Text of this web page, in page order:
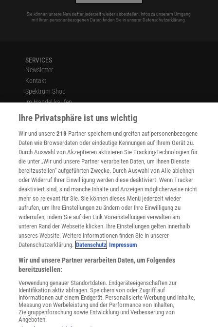
Sie können unsere Newsletter jederzeit wieder abbestellen. Infos zu unserem Umgang
mit Ihren personenbezogenen Daten finden Sie in unserer Datenschutzerklärung.
SERVICES
Newsletter
Kontakt
Spektrum Shop
Im Handel kaufen
Presse
Verträge kündigen
Widerruf
INFO
Mediadaten
Datenschutz
Nutzungsbedingungen
Cookie-Einstellungen
Utiq verwalten
Nutzungsbasierte Onlinewerbung
Alle Artikel
Impressum
Angebote für Schulen
Angebote für Institutionen
Sprachen lernen mit Gymglish
Lexika
Für Spektrum schreiben
Zugänglichkeitserklärung
Ihre Privatsphäre ist uns wichtig
Wir und unsere218-Partner speichern und greifen auf personenbezogene
Daten wie Browserdaten oder eindeutige Kennungen auf Ihrem Gerät zu.
Durch Auswahl von Akzeptieren aktivieren Sie Tracking-Technologien für
die unter „Wir und unsere Partner verarbeiten Daten, um Ihnen Dienste
bereitzustellen“ aufgeführten Zwecke. Durch Auswahl von Alle ablehnen
oder Widerruf Ihrer Einwilligung werden diese deaktiviert. Wenn Tracker
deaktiviert sind, sind manche Inhalte und Anzeigen möglicherweise nicht
mehr so relevant für Sie. Sie können dieses Menü jederzeit wieder
aufrufen, um Ihre Einstellungen zu ändern oder Ihre Einwilligung zu
widerrufen, indem Sie auf den Link Voreinstellungen verwalten am
unteren Rand der Webseite klicken. Ihre Einstellungen gelten innerhalb
unseres Website. Weitere Informationen finden Sie in unserer
Datenschutzerklärung. Datenschutz Impressum
Wir und unsere Partner verarbeiten Daten, um Folgendes
bereitzustellen:
Verwendung genauer Standortdaten. Endgeräteeigenschaften zur
Identifikation aktiv abfragen. Speichern von oder Zugriff auf
Informationen auf einem Endgerät. Personalisierte Werbung und Inhalte,
Messung von Werbeleistung und der Performance von Inhalten,
Zielgruppenforschung sowie Entwicklung und Verbesserung von
Angeboten.